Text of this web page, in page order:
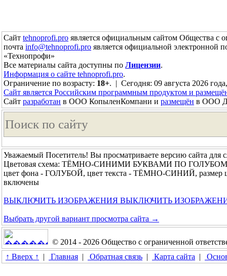
Сайт tehnoprofi.pro является официальным сайтом Общества с
почта info@tehnoprofi.pro является официальной электронной
«Технопрофи»
Все материалы сайта доступны по Лицензии.
Информация о сайте tehnoprofi.pro.
Ограничение по возрасту: 18+. | Сегодня: 09 августа 2026
Сайт является Российским программным продуктом и
Сайт разработан в ООО КопыленКомпани и размещён в ООО
Уважаемый Посетитель! Вы просматриваете версию сайта для
Цветовая схема: ТЁМНО-СИНИМИ БУКВАМИ ПО
цвет фона - ГОЛУБОЙ, цвет текста - ТЁМНО-СИНИЙ,
включены
ВЫКЛЮЧИТЬ ИЗОБРАЖЕНИЯ ВЫКЛЮЧИТЬ
Выбрать другой вариант просмотра сайта →
© 2014 - 2026 Общество с ограниченной
↑ Вверх ↑
| Главная | Обратная связь | Карта сайта |